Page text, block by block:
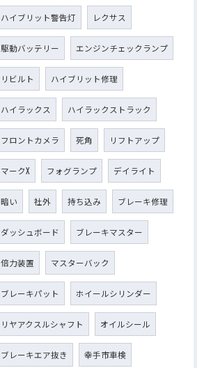
ハイブリット警告灯 レクサス
駆動バッテリー エンジンチェックランプ
リビルト ハイブリット修理
ハイラックス ハイラックストラック
フロントカメラ 死角 リフトアップ
マークX フォグランプ デイライト
暗い 社外 持ち込み ブレーキ修理
ダッシュボード ブレーキマスター
倍力装置 マスターバック
ブレーキパット ホイールシリンダー
リヤアクスルシャフト オイルシール
ブレーキエア抜き 幸手市車検